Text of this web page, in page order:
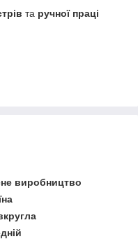
та ручної праці
виробництво